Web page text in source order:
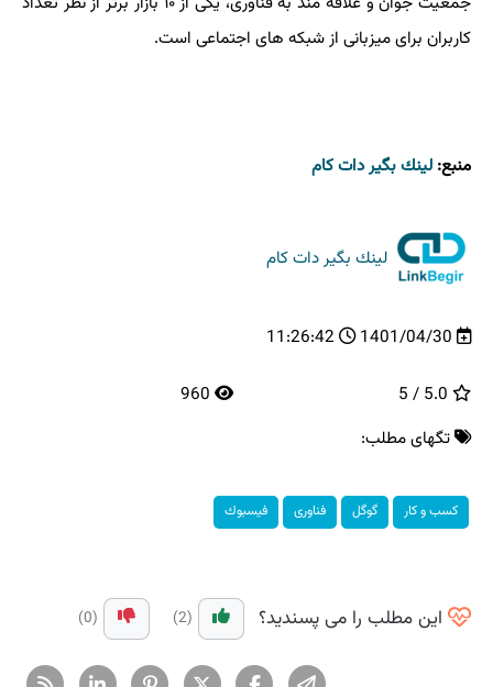
کاربران برای میزبانی از شبکه های اجتماعی است.
منبع: لینك بگیر دات كام
لینك بگیر دات كام
1401/04/30
11:26:42
تگهای مطلب:
كسب و كار گوگل فناوری فیسبوك
این مطلب را می پسندید؟ (2)
(0)